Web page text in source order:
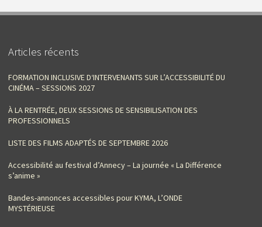
Articles récents
FORMATION INCLUSIVE D‘INTERVENANTS SUR L’ACCESSIBILITÉ DU
CINÉMA – SESSIONS 2027
À LA RENTRÉE, DEUX SESSIONS DE SENSIBILISATION DES
PROFESSIONNELS
LISTE DES FILMS ADAPTÉS DE SEPTEMBRE 2026
Accessibilité au festival d’Annecy – La journée « La Différence
s’anime »
Bandes-annonces accessibles pour KYMA, L’ONDE
MYSTÉRIEUSE